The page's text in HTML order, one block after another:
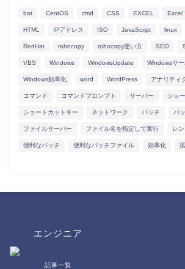
bat CentOS cmd CSS EXCEL Excel
HTML IPアドレス ISO JavaScript linux
RedHat robocopy robocopy使い方 SEO
VBS Windows WindowsUpdate Windowsサー
Windows効率化 word WordPress アナリティ
コマンド コマンドプロンプト サーバー ショ
ショートカットキー ネットワーク バッチ バ
ファイルサーバー ファイル名を指定して実行 レ
便利なバッチ 便利なバッチファイル 効率化
エンジニア
記事一覧